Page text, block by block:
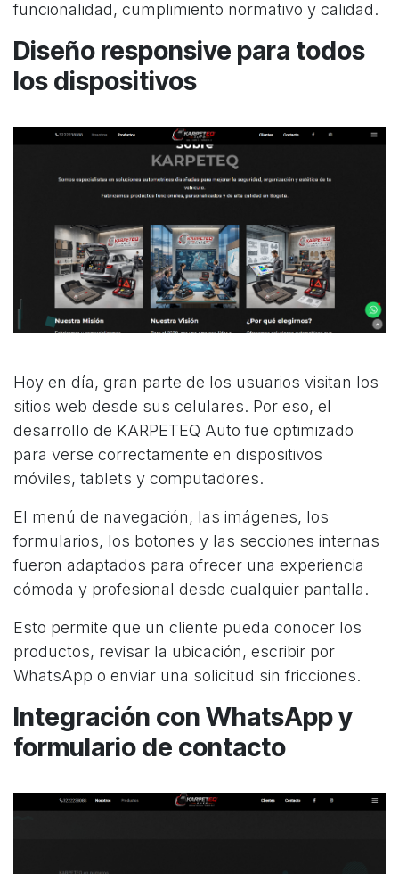
funcionalidad, cumplimiento normativo y calidad.
Diseño responsive para todos
los dispositivos
Hoy en día, gran parte de los usuarios visitan los
sitios web desde sus celulares. Por eso, el
desarrollo de KARPETEQ Auto fue optimizado
para verse correctamente en dispositivos
móviles, tablets y computadores.
El menú de navegación, las imágenes, los
formularios, los botones y las secciones internas
fueron adaptados para ofrecer una experiencia
cómoda y profesional desde cualquier pantalla.
Esto permite que un cliente pueda conocer los
productos, revisar la ubicación, escribir por
WhatsApp o enviar una solicitud sin fricciones.
Integración con WhatsApp y
formulario de contacto